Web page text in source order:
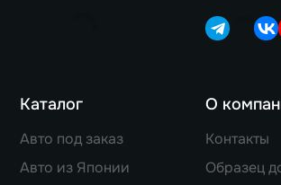
Каталог
Авто под заказ
Авто из Японии
О
Контакты
Образец